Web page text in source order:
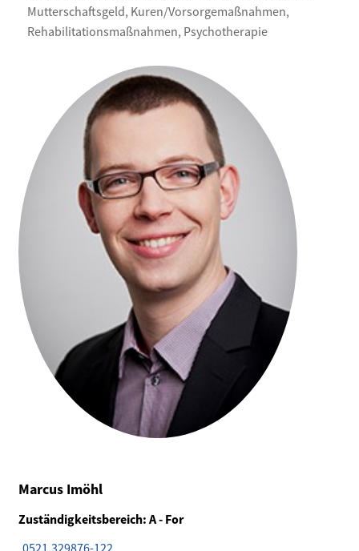
Mutterschaftsgeld, Kuren/Vorsorgemaßnahmen,
Rehabilitationsmaßnahmen, Psychotherapie
Marcus Imöhl
Zuständigkeitsbereich: A - For
0521.329876-122